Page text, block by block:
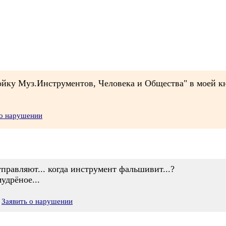
Муз.Инструментов, Человека и Общества" в моей
нарушении
когда инструмент фальшивит...?
Заявить о нарушении